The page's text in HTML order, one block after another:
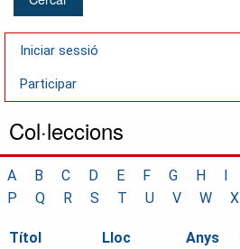
Iniciar sessió
Participar
Col·leccions
A B C D E F G H I
P
Q R S T U V W X
Títol Lloc Anys